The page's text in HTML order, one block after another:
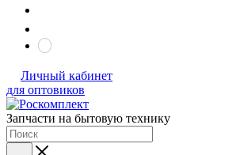
Личный кабинет
для оптовиков
Запчасти на бытовую технику